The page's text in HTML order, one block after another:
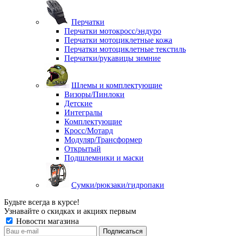
Перчатки
Перчатки мотокросс/эндуро
Перчатки мотоциклетные кожа
Перчатки мотоциклетные текстиль
Перчатки/рукавицы зимние
Шлемы и комплектующие
Визоры/Пинлоки
Детские
Интегралы
Комплектующие
Кросс/Мотард
Модуляр/Трансформер
Открытый
Подшлемники и маски
Сумки/рюкзаки/гидропаки
Будьте всегда в курсе!
Узнавайте о скидках и акциях первым
Новости магазина